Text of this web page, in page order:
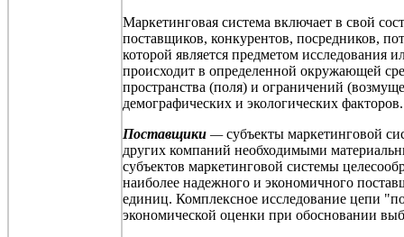
Маркетинговая система включает в свой
поставщиков, конкурентов, посредников,
которой является предметом
происходит в определенной окружающей
пространства (поля) и ограничений
демографических и экологических факторов.
Поставщики —субъекты маркетинговой
других компаний необходимыми
субъектов маркетинговой системы
наиболее надежного и экономичного
единиц. Комплексное исследование цепи
экономической оценки при обосновании